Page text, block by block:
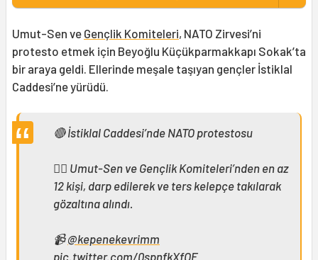
Umut-Sen ve Gençlik Komiteleri, NATO Zirvesi’ni
protesto etmek için Beyoğlu Küçükparmakkapı Sokak’ta
bir araya geldi. Ellerinde meşale taşıyan gençler İstiklal
Caddesi’ne yürüdü.
🔴 İstiklal Caddesi’nde NATO protestosu
👉🏻 Umut-Sen ve Gençlik Komiteleri’nden en az
12 kişi, darp edilerek ve ters kelepçe takılarak
gözaltına alındı.
📹@kepenekevrimm
pic.twitter.com/0spnfkXfOE